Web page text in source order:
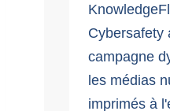
Cybersafety
campagne
les médias
imprimés à